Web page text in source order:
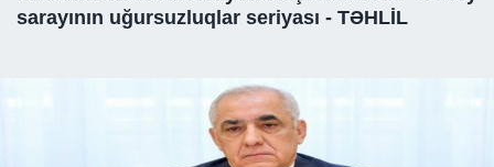
sarayının uğursuzluqlar seriyası - TƏHLİL